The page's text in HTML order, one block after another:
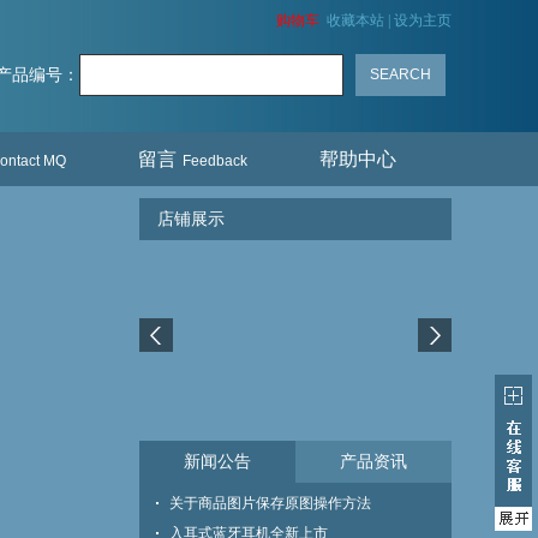
购物车 收藏本站 设为主页
品编号：
MQ 留言 Feedback 帮助中心
店铺展示
新闻公告 产品资讯
关于商品图片保存原图操作方法
入耳式蓝牙耳机全新上市